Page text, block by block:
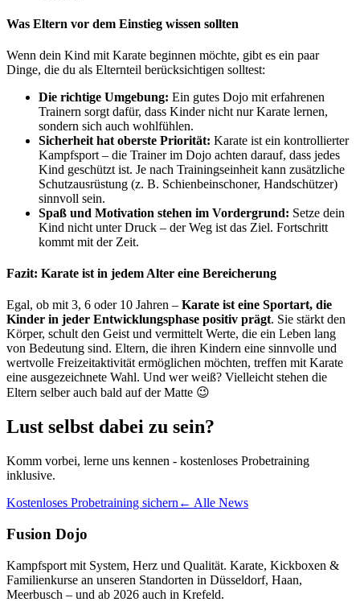
Was Eltern vor dem Einstieg wissen sollten
Wenn dein Kind mit Karate beginnen möchte, gibt es ein paar
Dinge, die du als Elternteil berücksichtigen solltest:
Die richtige Umgebung: Ein gutes Dojo mit erfahrenen
Trainern sorgt dafür, dass Kinder nicht nur Karate lernen,
sondern sich auch wohlfühlen.
Sicherheit hat oberste Priorität: Karate ist ein kontrollierter
Kampfsport – die Trainer im Dojo achten darauf, dass jedes
Kind geschützt ist. Je nach Trainingseinheit kann zusätzliche
Schutzausrüstung (z. B. Schienbeinschoner, Handschützer)
sinnvoll sein.
Spaß und Motivation stehen im Vordergrund: Setze dein
Kind nicht unter Druck – der Weg ist das Ziel. Fortschritt
kommt mit der Zeit.
Fazit: Karate ist in jedem Alter eine Bereicherung
Egal, ob mit 3, 6 oder 10 Jahren – Karate ist eine Sportart, die
Kinder in jeder Entwicklungsphase positiv prägt. Sie stärkt den
Körper, schult den Geist und vermittelt Werte, die ein Leben lang
von Bedeutung sind. Eltern, die ihren Kindern eine sinnvolle und
wertvolle Freizeitaktivität ermöglichen möchten, treffen mit Karate
eine ausgezeichnete Wahl. Und wer weiß? Vielleicht stehen die
Eltern selber auch bald auf der Matte 😉
Lust selbst dabei zu sein?
Komm vorbei, lerne uns kennen - kostenloses Probetraining
inklusive.
Kostenloses Probetraining sichern ← Alle News
Fusion Dojo
Kampfsport mit System, Herz und Qualität. Karate, Kickboxen &
Familienkurse an unseren Standorten in Düsseldorf, Haan,
Meerbusch – und ab 2026 auch in Krefeld.